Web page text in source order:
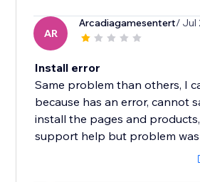
AR
Arcadiagamesentert/ Jul
Install error
Same problem than others, I
because has an error, cannot
install the pages and
support help but problem